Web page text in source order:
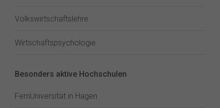
Volkswirtschaftslehre
Wirtschaftspsychologie
Besonders aktive Hochschulen
FernUniversität in Hagen